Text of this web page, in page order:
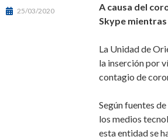
25/03/2020
A causa del
Skype
La Unidad de
la inserción por
contagio de
Según fuentes
los medios
esta entidad se